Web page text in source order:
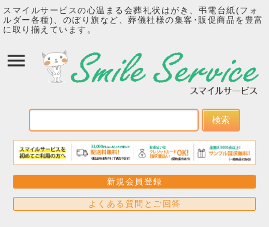
スマイルサービスの心温まる会葬礼状はがき、弔電台紙(フォ
ルダー各種)、のぼり旗など、葬儀社様の集客･販促商品を豊富
に取り揃えています。
検索
新規会員登録
よくある質問とご回答